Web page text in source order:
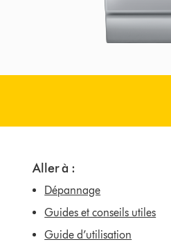
Aller à :
Dépannage
Guides et conseils utiles
Guide d’utilisation